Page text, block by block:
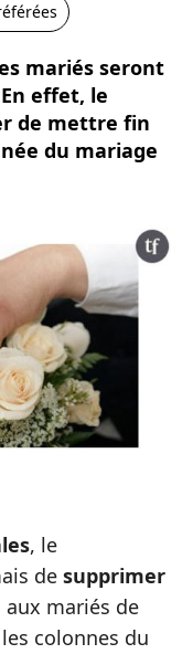
mariés seront
effet, le
de mettre fin
du mariage
, le
de supprimer
mariés de
colonnes du